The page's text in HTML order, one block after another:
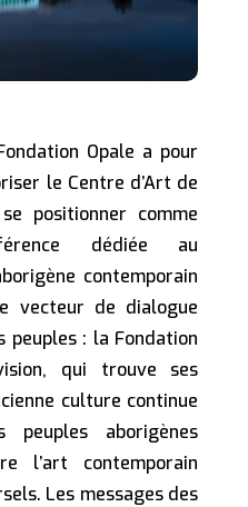
Opale a pour
le Centre d’Art de
positionner comme
dédiée au
contemporain
vecteur de dialogue
: la Fondation
qui trouve ses
culture continue
aborigènes
l’art contemporain
Les messages des